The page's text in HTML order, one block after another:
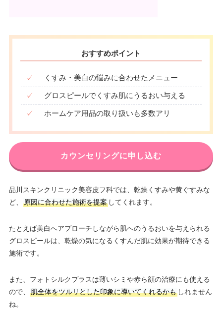
おすすめポイント
✓ くすみ・美白の悩みに合わせたメニュー
✓ グロスピールでくすみ肌にうるおい与える
✓ ホームケア用品の取り扱いも多数アリ
カウンセリングに申し込む
品川スキンクリニック美容皮フ科では、乾燥くすみや黄ぐすみな
ど、
原因に合わせた施術を提案してくれます。
たとえば美白へアプローチしながら肌へのうるおいを与えられる
グロスピールは、乾燥の気になるくすんだ肌に効果が期待できる
施術です。
また、フォトシルクプラスは薄いシミや赤ら顔の治療にも使える
ので、
肌全体をツルリとした印象に導いてくれるかもしれません
ね。